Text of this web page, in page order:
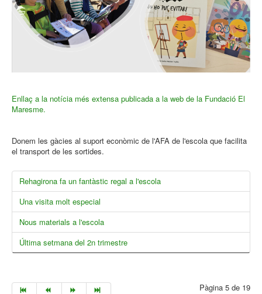
Enllaç a la notícia més extensa publicada a la web de la Fundació El
Maresme.
Donem les gàcies al suport econòmic de l'AFA de l'escola que facilita
el transport de les sortides.
Rehagirona fa un fantàstic regal a l'escola
Una visita molt especial
Nous materials a l'escola
Última setmana del 2n trimestre
Pàgina 5 de 19